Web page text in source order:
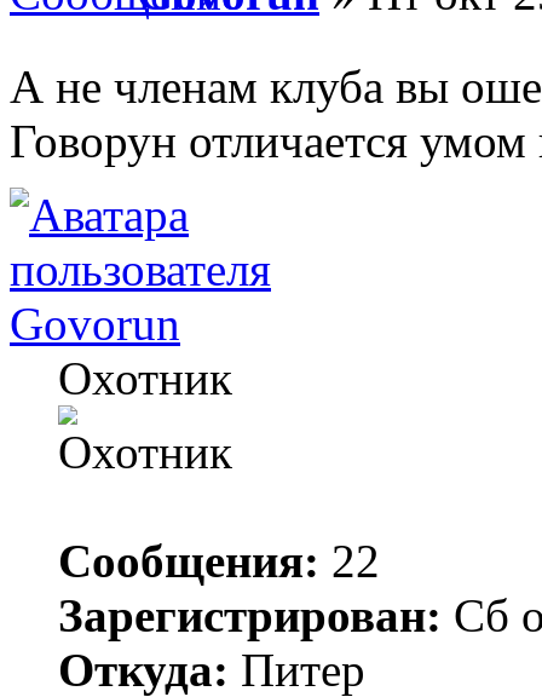
А не членам клуба вы
Говорун отличается
Govorun
Охотник
Сообщения: 22
Зарегистрирован: Сб
Откуда: Питер